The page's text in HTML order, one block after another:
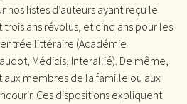
nos listes d’auteurs ayant reçu le
ans révolus, et cinq ans pour les
littéraire (Académie
Médicis, Interallié). De même,
membres de la famille ou aux
Ces dispositions expliquent